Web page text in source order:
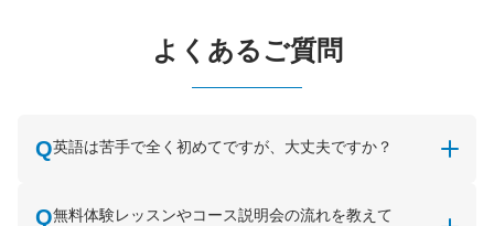
よくあるご質問
英語は苦手で全く初めてですが、大丈夫ですか？
無料体験レッスンやコース説明会の流れを教えて